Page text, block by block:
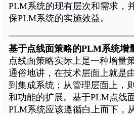
PLM系统的现有层次和需求，
保PLM系统的实施效益。
基于点线面策略的PLM系统增
点线面策略实际上是一种增量
通俗地讲，在技术层面上就是
到集成系统；从管理层面上，
和功能的扩展。基于PLM点线
PLM系统应该遵循白上而下，